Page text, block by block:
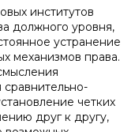
институтов
должного уровня,
устранение
механизмов права.
четких
друг к другу,